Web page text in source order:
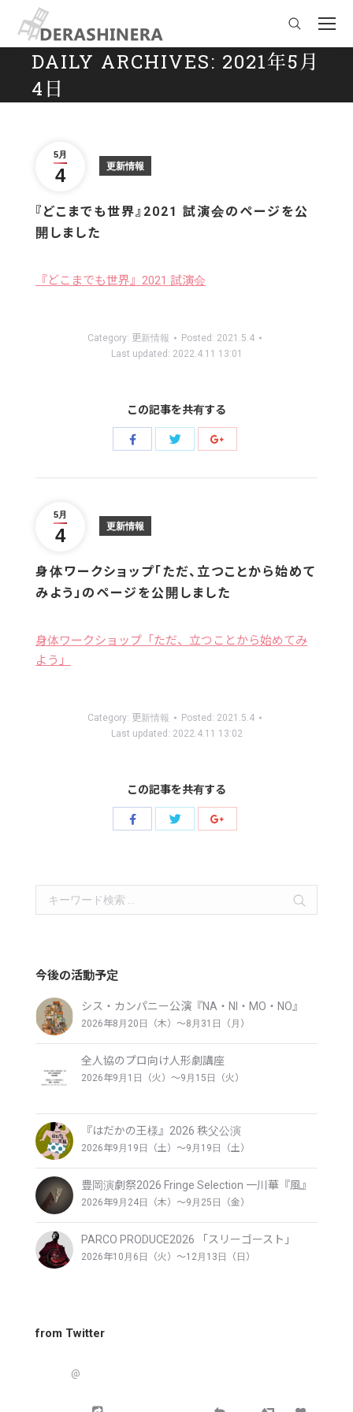
Search:
DAILY ARCHIVES: 2021年5月
4日
5月
4 更新情報
『どこまでも世界』2021 試演会のページを公
開しました
『どこまでも世界』2021 試演会
Category: 更新情報 Posted: 2021.5.4
Last updated: 2022.4.11 13:01
この記事を共有する
Share
Share
5月
4 更新情報
身体ワークショップ「ただ、立つことから始めて
みよう」のページを公開しました
身体ワークショップ「ただ、立つことから始めてみ
よう」
Category: 更新情報 Posted: 2021.5.4
Last updated: 2022.4.11 13:02
この記事を共有する
Share
Share
Search:
今後の活動予定
シス・カンパニー公演『NA・NI・MO・NO』
2026年8月20日（木）〜8月31日（月）
全人協のプロ向け人形劇講座
2026年9月1日（火）〜9月15日（火）
『はだかの王様』2026 秩父公演
2026年9月19日（土）〜9月19日（土）
豊岡演劇祭2026 Fringe Selection 一川華『風』
2026年9月24日（木）〜9月25日（金）
PARCO PRODUCE2026 「スリーゴースト」
2026年10月6日（火）〜12月13日（日）
from Twitter
@